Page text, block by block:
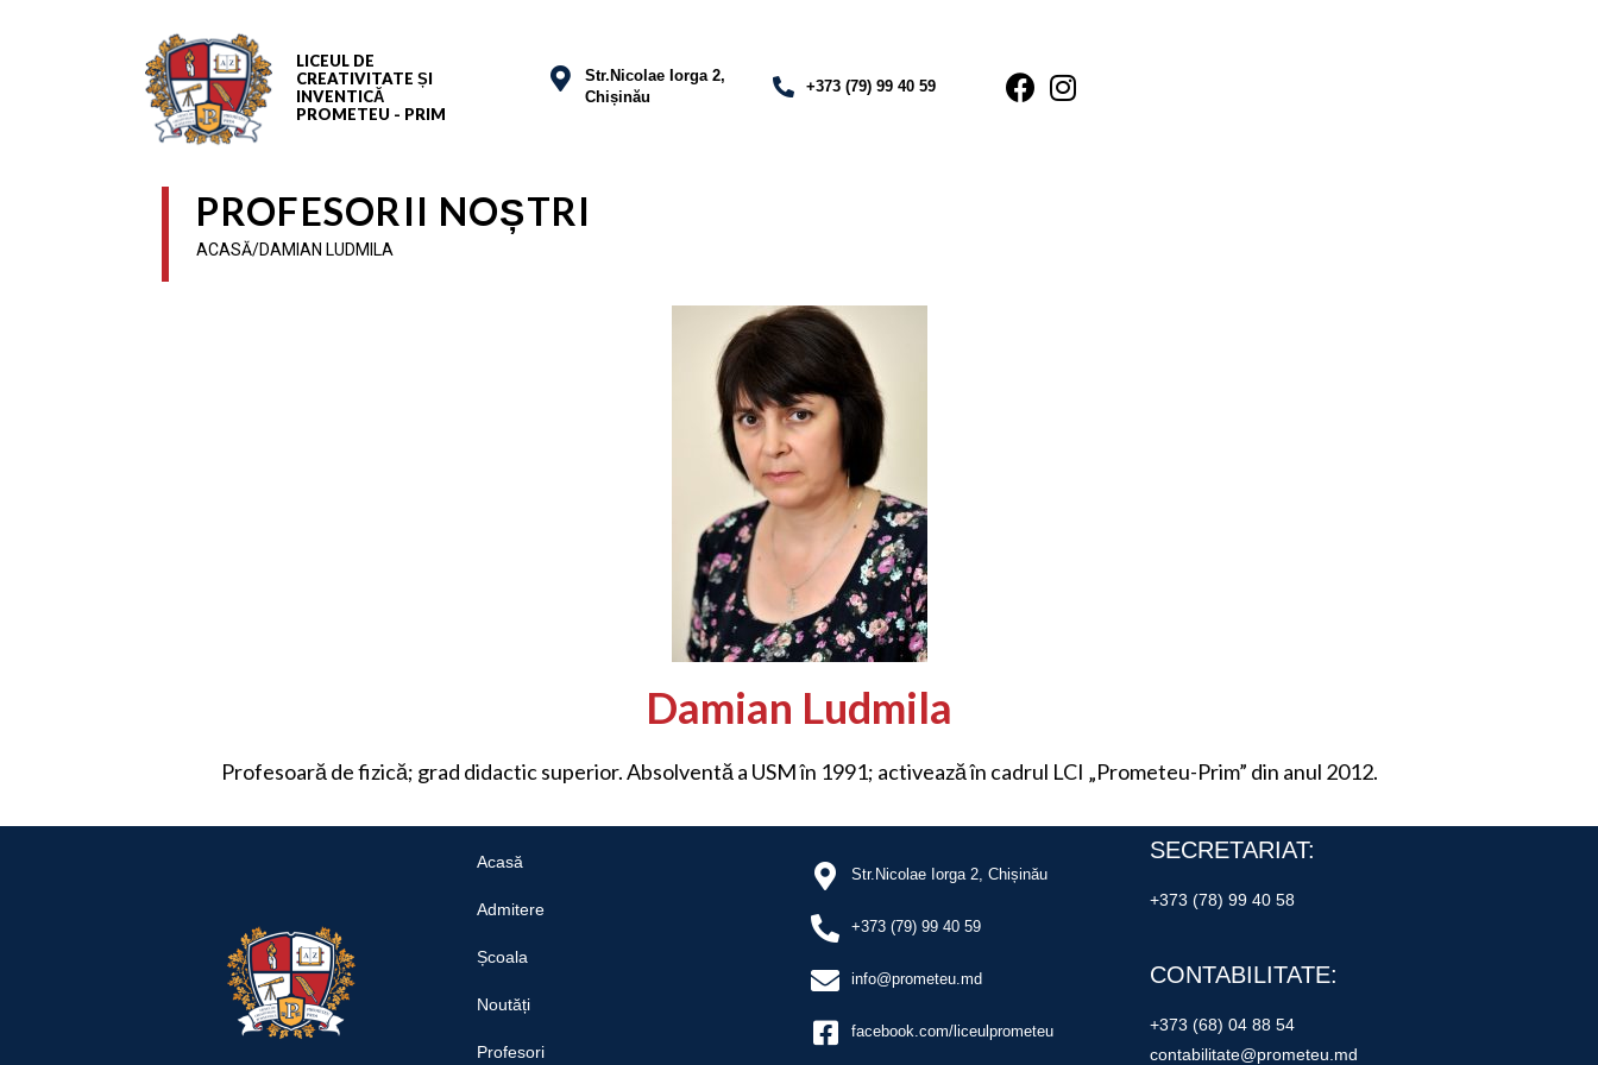
LICEUL DE
CREATIVITATE ȘI
INVENTICĂ
PROMETEU - PRIM
Str.Nicolae Iorga 2,
Chișinău
+373 (79) 99 40 59
PROFESORII NOȘTRI
ACASĂ/DAMIAN LUDMILA
Damian Ludmila
Profesoară de fizică; grad didactic superior. Absolventă a USM în 1991; activează în cadrul LCI „Prometeu-Prim” din anul 2012.
Acasă
Admitere
Școala
Noutăți
Profesori
Str.Nicolae Iorga 2, Chișinău
+373 (79) 99 40 59
info@prometeu.md
facebook.com/liceulprometeu
SECRETARIAT:
+373 (78) 99 40 58
CONTABILITATE:
+373 (68) 04 88 54
contabilitate@prometeu.md